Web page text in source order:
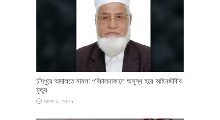
চাঁদপুরে আদালতে মামলা পরিচালনাকালে অসুস্থ হয়ে আইনজীবীর
মৃত্যু
আগস্ট 6, 2026